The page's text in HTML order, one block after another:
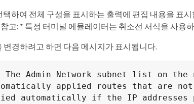
택하여 전체 구성을 표시하는 출력에 편집 내용을 표
고: * 특정 터미널 에뮬레이터는 취소선 서식을 사용
변경하려고 하면 다음 메시지가 표시됩니다.
The Admin Network subnet list on
applied routes that are
automatically if the IP addresses